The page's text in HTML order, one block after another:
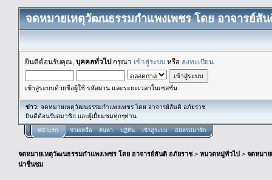
จดหมายเหตุวัฒนธรรมกำแพงเพชร โดย อาจารย์สั
ยินดีต้อนรับคุณ, บุคคลทั่วไปกรุณา เข้าสู่ระบบ หรือ ลงทะเบียน
เข้าสู่ระบบด้วยชื่อผู้ใช้ รหัสผ่าน และระยะเวลาในเซสชั่น
ข่าว: จดหมายเหตุวัฒนธรรมกำแพงเพชร โดย อาจารย์สันติ อภัยราช
ยินดีต้อนรับสมาชิก และผู้เยื่ยมชมทุกๆท่าน
หน้าแรก ช่วยเหลือ ค้นหา ปฏิทิน เข้าสู่ระบบ สมัครสมาชิก
จดหมายเหตุวัฒนธรรมกำแพงเพชร โดย อาจารย์สันติ อภัยราช> หมวดหมู่ทั่วไป > จดหมา
น่าชื่นชม